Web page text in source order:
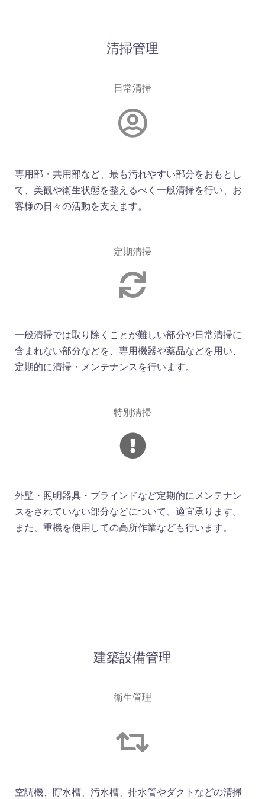
清掃管理
日常清掃
専用部・共用部など、最も汚れやすい部分をおもとし
て、美観や衛生状態を整えるべく一般清掃を行い、お
客様の日々の活動を支えます。
定期清掃
一般清掃では取り除くことが難しい部分や日常清掃に
含まれない部分などを、専用機器や薬品などを用い、
定期的に清掃・メンテナンスを行います。
特別清掃
外壁・照明器具・ブラインドなど定期的にメンテナン
スをされていない部分などについて、適宜承ります。
また、重機を使用しての高所作業なども行います。
建築設備管理
衛生管理
空調機、貯水槽、汚水槽、排水管やダクトなどの清掃